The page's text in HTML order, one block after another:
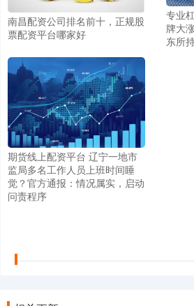
南昌配资公司排名前十，正规股
票配资平台哪家好
专业
牌大
东所
期货线上配资平台 辽宁一地市
监局多名工作人员上班时间睡
觉？官方通报：情况属实，启动
问责程序